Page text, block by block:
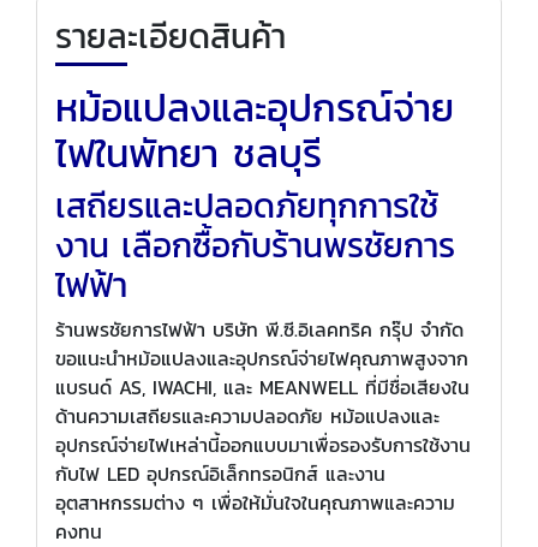
รายละเอียดสินค้า
หม้อแปลงและอุปกรณ์จ่าย
ไฟในพัทยา ชลบุรี
เสถียรและปลอดภัยทุกการใช้
งาน เลือกซื้อกับร้านพรชัยการ
ไฟฟ้า
ร้านพรชัยการไฟฟ้า บริษัท พี.ซี.อิเลคทริค กรุ๊ป จำกัด
ขอแนะนำหม้อแปลงและอุปกรณ์จ่ายไฟคุณภาพสูงจาก
แบรนด์ AS, IWACHI, และ MEANWELL ที่มีชื่อเสียงใน
ด้านความเสถียรและความปลอดภัย หม้อแปลงและ
อุปกรณ์จ่ายไฟเหล่านี้ออกแบบมาเพื่อรองรับการใช้งาน
กับไฟ LED อุปกรณ์อิเล็กทรอนิกส์ และงาน
อุตสาหกรรมต่าง ๆ เพื่อให้มั่นใจในคุณภาพและความ
คงทน